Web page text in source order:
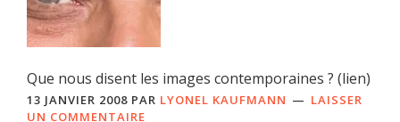
Que nous disent les images contemporaines ? (lien)
13 JANVIER 2008 PAR LYONEL KAUFMANN
LAISSER
UN COMMENTAIRE